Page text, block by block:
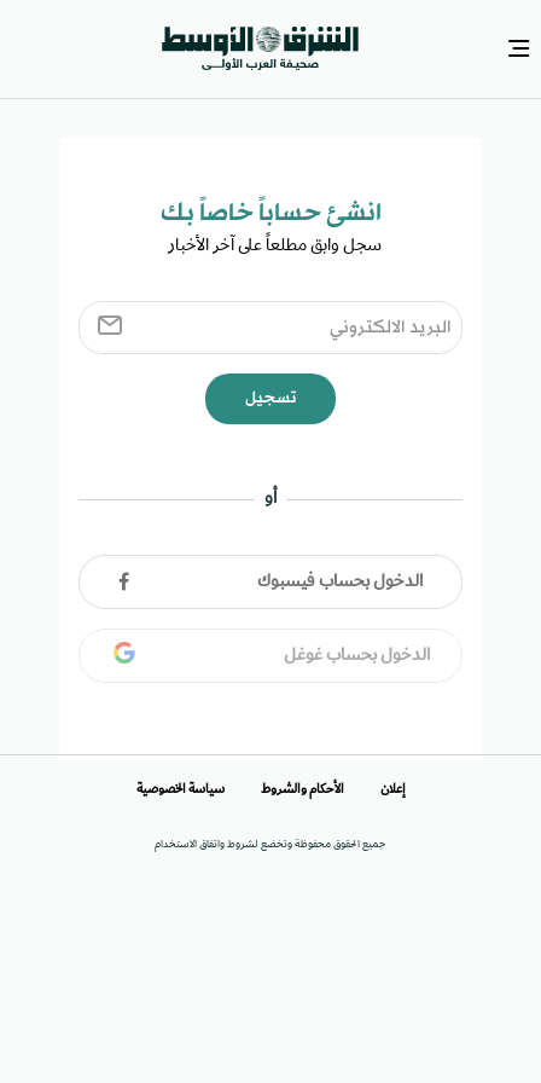
انشئ حساباً خاصاً بك​
سجل وابق مطلعاً على آخر الأخبار ​
تسجيل
أو
الدخول بحساب فيسبوك
الدخول بحساب غوغل
جميع الحقوق محفوظة وتخضع لشروط واتفاق الاستخدام
إعلان الأحكام والشروط سياسة الخصوصية